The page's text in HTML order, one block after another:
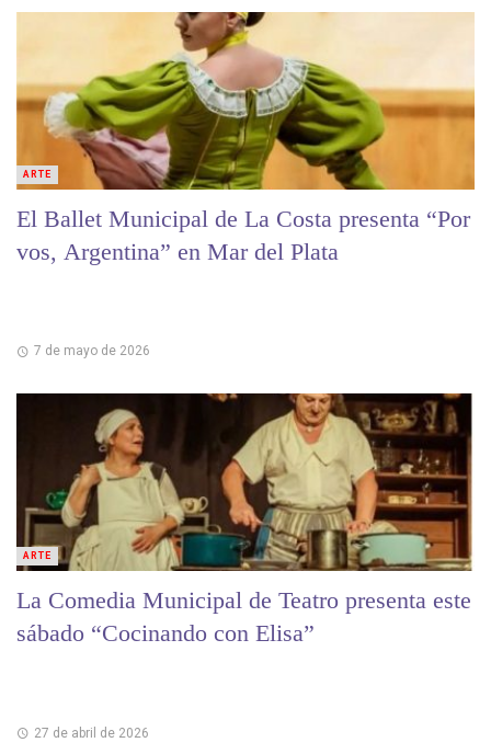
El Ballet Municipal de La Costa presenta “Por
vos, Argentina” en Mar del Plata
7 de mayo de 2026
ARTE
La Comedia Municipal de Teatro presenta este
sábado “Cocinando con Elisa”
27 de abril de 2026
ARTE